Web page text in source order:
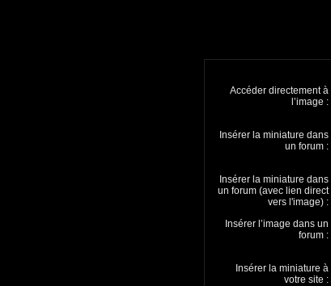
Accéder directement à
l’image :
Insérer la miniature dans
un forum :
Insérer la miniature dans
un forum (avec lien direct
vers l'image) :
Insérer l’image dans un
forum :
Insérer la miniature à
votre site :